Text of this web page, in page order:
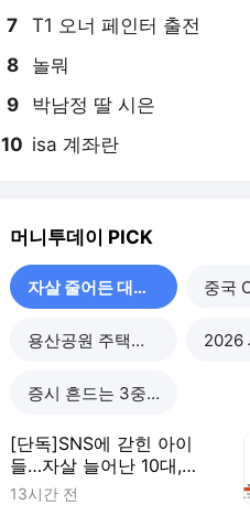
7 T1 오너 페인터 출전
8 놀뭐
9 박남정 딸 시은
10 isa 계좌란
머니투데이 PICK
자살 줄어든 대한민국 중국
용산공원 주택공급 2026
증시 흔드는 3중 쏠림
[단독]SNS에 갇힌 아이
들…자살 늘어난 10대,
40%가 '대인관계' 호소
13시간 전